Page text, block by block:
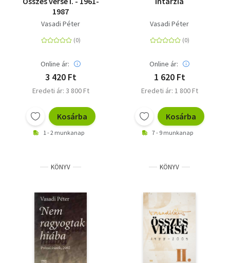
1987
Vasadi Péter
Online ár:
3 420 Ft
Eredeti ár: 3 800 Ft
Kosárba
1 - 2 munkanap
Vasadi Péter
Online ár:
1 620 Ft
Eredeti ár: 1 800 Ft
Kosárba
7 - 9 munkanap
KÖNYV KÖNYV